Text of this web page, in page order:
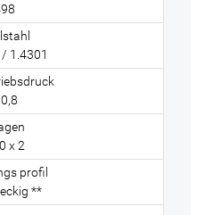
1.4301
x 2
**